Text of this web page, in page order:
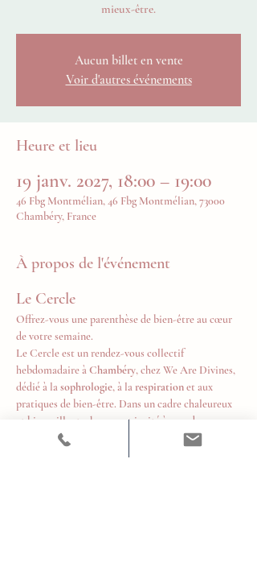
mieux-être.
Aucun billet en vente
Voir d'autres événements
Heure et lieu
19 janv. 2027, 18:00 – 19:00
46 Fbg Montmélian, 46 Fbg Montmélian, 73000
Chambéry, France
À propos de l'événement
Le Cercle
Offrez-vous une parenthèse de bien-être au cœur
de votre semaine.
Le Cercle est un rendez-vous collectif
hebdomadaire à Chambéry, chez We Are Divines,
dédié à la sophrologie, à la respiration et aux
pratiques de bien-être. Dans un cadre chaleureux
et bienveillant, chacun est invité à prendre un
temps pour soi, relâcher les tensions, retrouver
son souffle et cultiver un équilibre durable au